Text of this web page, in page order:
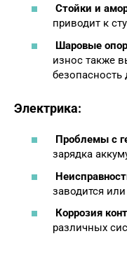
Стойки и
приводит к
Шаровые
износ также
Электрика:
Проблемы с
зарядка
заводится
Коррозия
различных